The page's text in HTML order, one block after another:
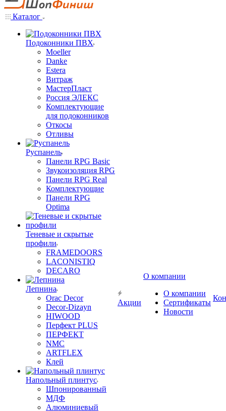
Каталог
Подоконники ПВХ
Moeller
Danke
Estera
Витраж
МастерПласт
Россия ЭЛЕКС
Комплектующие
для подоконников
Откосы
Отливы
Руспанель
Панели RPG Basic
Звукоизоляция RPG
Панели RPG Real
Комплектующие
Панели RPG
Optima
Теневые и скрытые
профили
FRAMEDOORS
LACONISTIQ
DECARO
Лепнина
Orac Decor
Decor-Dizayn
HIWOOD
Перфект PLUS
ПЕРФЕКТ
NMC
ARTFLEX
Клей
Напольный плинтус
Шпонированный
МДФ
Алюминиевый
Акции
О компании
О компании
Сертификаты
Новости